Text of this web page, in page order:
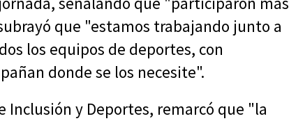
que "estamos trabajando junto a
los equipos de deportes, con
donde se los necesite".
Inclusión y Deportes, remarcó que "la